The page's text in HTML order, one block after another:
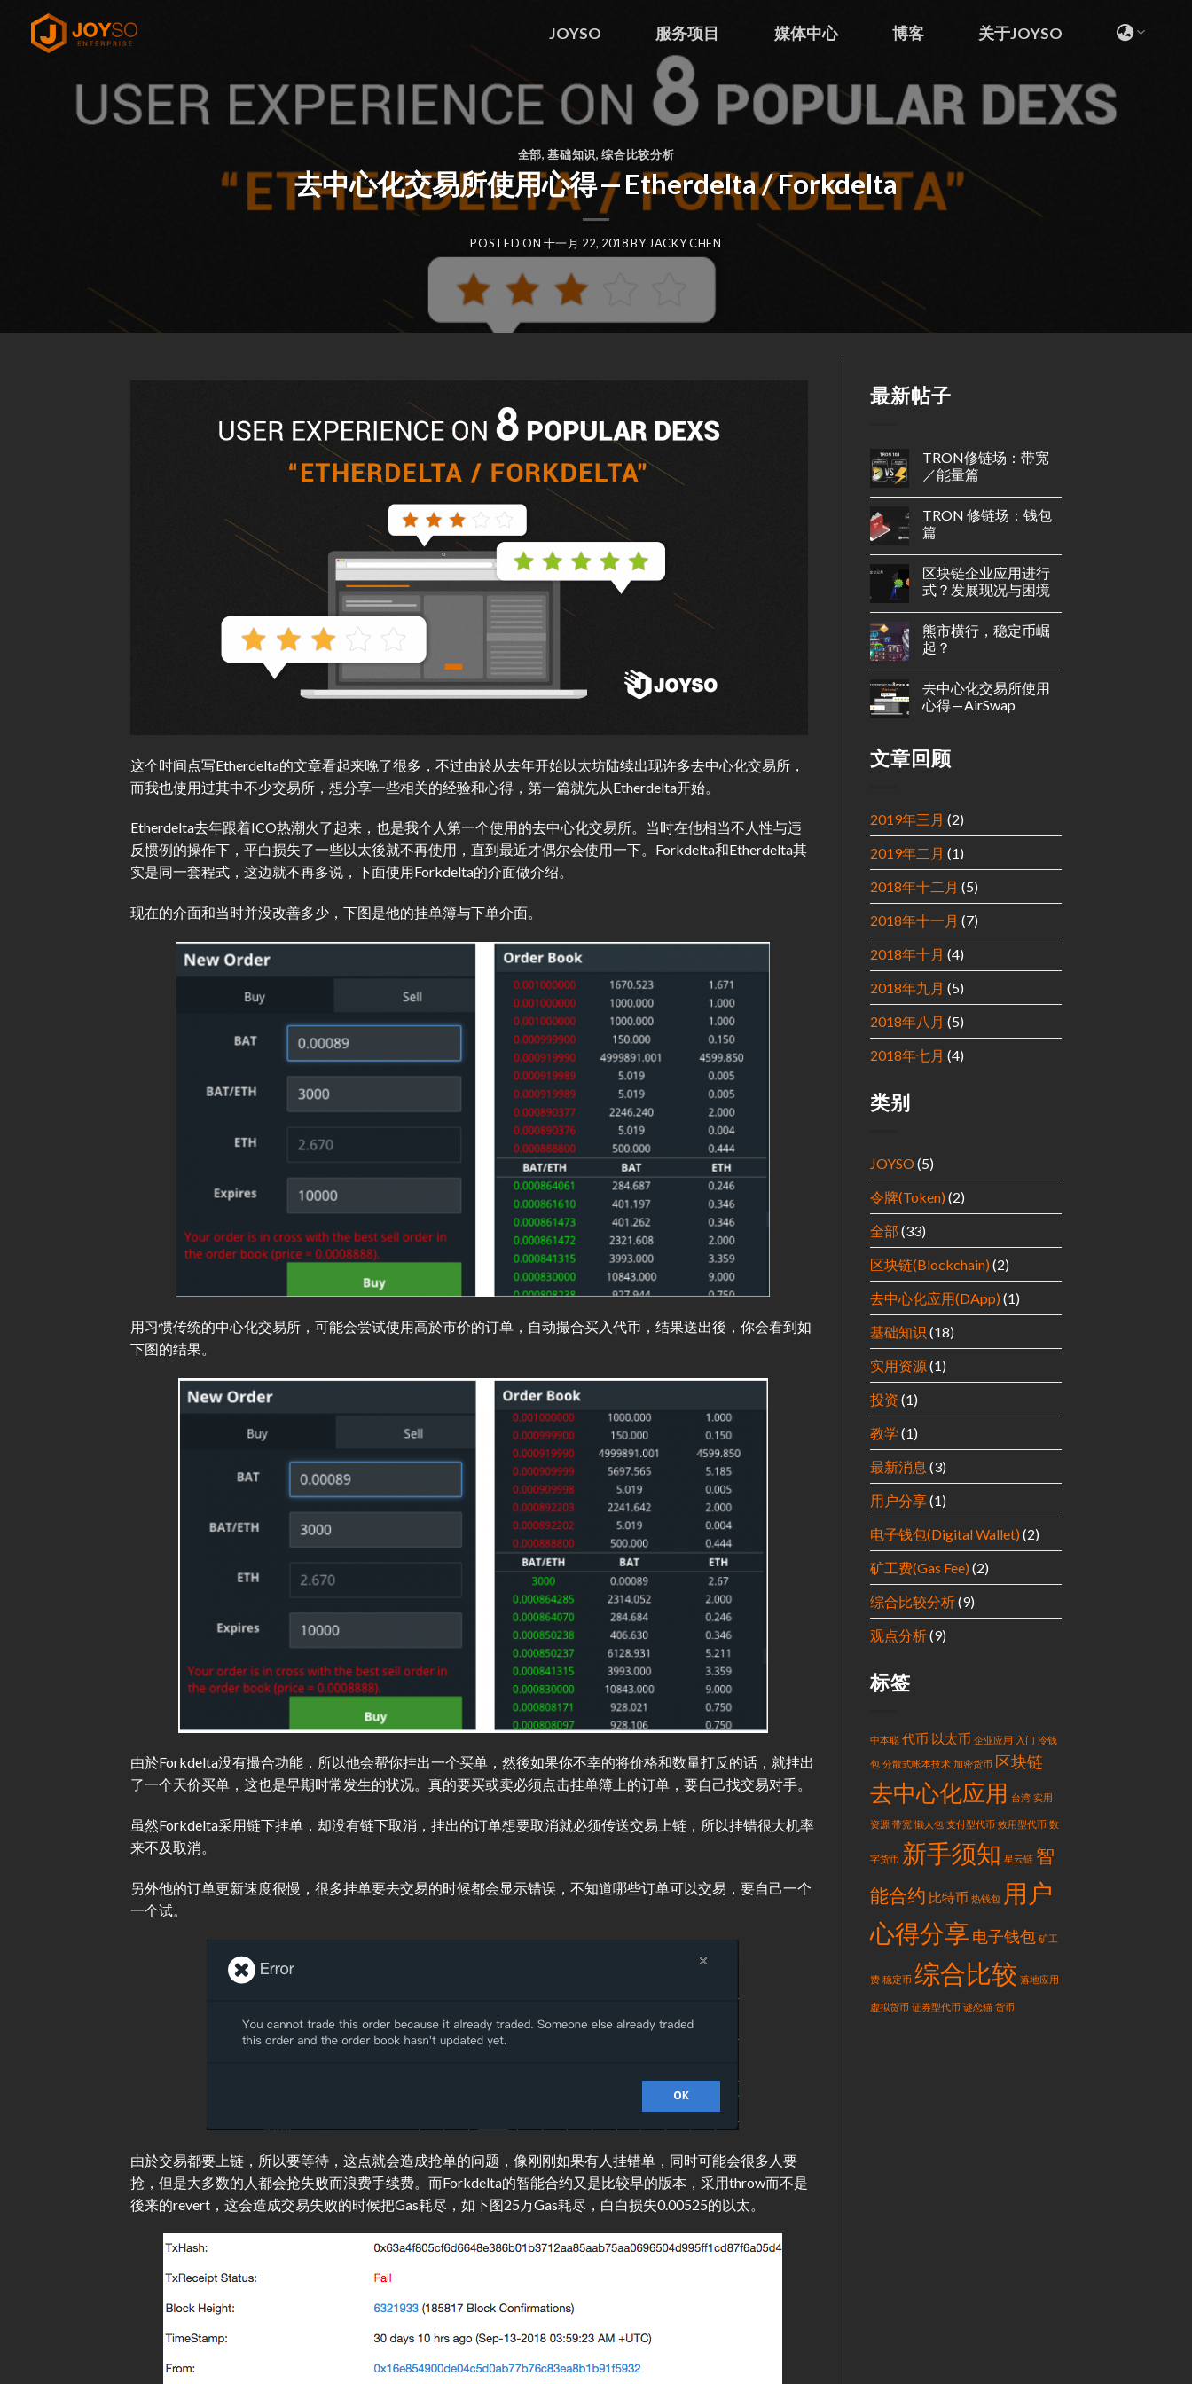
content
JOYSO 服务项目 媒体中心 博客 关于JOYSO
全部,基础知识,综合比较分析
去中心化交易所使用心得 — Etherdelta / Forkdelta
POSTED ON 十一月 22, 2018BY JACKY CHEN
这个时间点写Etherdelta的文章看起来晚了很多，不过由於从去年开始以太坊陆续出现许多去中心化交易所，
而我也使用过其中不少交易所，想分享一些相关的经验和心得，第一篇就先从Etherdelta开始。
Etherdelta去年跟着ICO热潮火了起来，也是我个人第一个使用的去中心化交易所。当时在他相当不人性与违
反惯例的操作下，平白损失了一些以太後就不再使用，直到最近才偶尔会使用一下。Forkdelta和Etherdelta其
实是同一套程式，这边就不再多说，下面使用Forkdelta的介面做介绍。
现在的介面和当时并没改善多少，下图是他的挂单簿与下单介面。
用习惯传统的中心化交易所，可能会尝试使用高於市价的订单，自动撮合买入代币，结果送出後，你会看到如
下图的结果。
由於Forkdelta没有撮合功能，所以他会帮你挂出一个买单，然後如果你不幸的将价格和数量打反的话，就挂出
了一个天价买单，这也是早期时常发生的状况。真的要买或卖必须点击挂单簿上的订单，要自己找交易对手。
虽然Forkdelta采用链下挂单，却没有链下取消，挂出的订单想要取消就必须传送交易上链，所以挂错很大机率
来不及取消。
另外他的订单更新速度很慢，很多挂单要去交易的时候都会显示错误，不知道哪些订单可以交易，要自己一个
一个试。
由於交易都要上链，所以要等待，这点就会造成抢单的问题，像刚刚如果有人挂错单，同时可能会很多人要
抢，但是大多数的人都会抢失败而浪费手续费。而Forkdelta的智能合约又是比较早的版本，采用throw而不是
後来的revert，这会造成交易失败的时候把Gas耗尽，如下图25万Gas耗尽，白白损失0.00525的以太。
最新帖子
TRON修链场：带宽
／能量篇
TRON 修链场：钱包
篇
区块链企业应用进行
式？发展现况与困境
熊市横行，稳定币崛
起？
去中心化交易所使用
心得 — AirSwap
文章回顾
2019年三月 (2)
2019年二月 (1)
2018年十二月 (5)
2018年十一月 (7)
2018年十月 (4)
2018年九月 (5)
2018年八月 (5)
2018年七月 (4)
类别
JOYSO(5)
令牌(Token) (2)
全部 (33)
区块链(Blockchain) (2)
去中心化应用(DApp) (1)
基础知识 (18)
实用资源(1)
投资 (1)
教学 (1)
最新消息 (3)
用户分享(1)
电子钱包(Digital Wallet) (2)
矿工费(Gas Fee) (2)
综合比较分析(9)
观点分析(9)
标签
中本聪 代币 以太币 企业应用 入门 冷钱
包 分散式帐本技术 加密货币 区块链
去中心化应用 台湾 实用
资源 带宽 懒人包 支付型代币 效用型代币 数
字货币 新手须知 星云链 智
能合约 比特币 热钱包 用户
心得分享 电子钱包 矿工
费 稳定币 综合比较 落地应用
虚拟货币 证券型代币 谜恋猫 货币